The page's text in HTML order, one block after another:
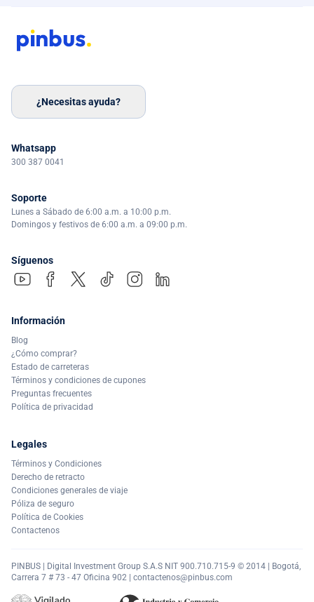
¿Necesitas ayuda?
Whatsapp
300 387 0041
Soporte
Lunes a Sábado de 6:00 a.m. a 10:00 p.m.
Domingos y festivos de 6:00 a.m. a 09:00 p.m.
Síguenos
Información
Blog
¿Cómo comprar?
Estado de carreteras
Términos y condiciones de cupones
Preguntas frecuentes
Política de privacidad
Legales
Términos y Condiciones
Derecho de retracto
Condiciones generales de viaje
Póliza de seguro
Política de Cookies
Contactenos
PINBUS | Digital Investment Group S.A.S NIT 900.710.715-9 © 2014 | Bogotá,
Carrera 7 # 73 - 47 Oficina 902 | contactenos@pinbus.com